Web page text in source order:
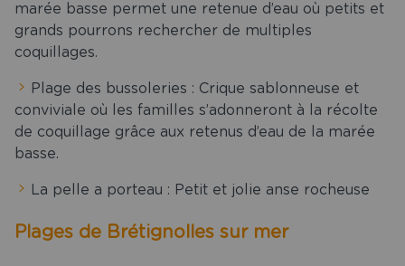
marée basse permet une retenue d’eau où petits et
grands pourrons rechercher de multiples
coquillages.
Plage des bussoleries : Crique sablonneuse et
conviviale où les familles s’adonneront à la récolte
de coquillage grâce aux retenus d’eau de la marée
basse.
La pelle a porteau : Petit et jolie anse rocheuse
Plages de Brétignolles sur mer